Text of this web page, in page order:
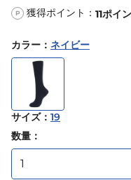
P 獲得ポイント： 11ポイ
カラー ： ネイビー
サイズ： 19
数量：